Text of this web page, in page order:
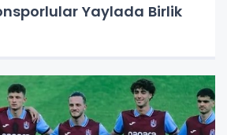
Yaylada Birlik